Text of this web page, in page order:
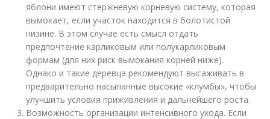
яблони имеют стержневую корневую систему, которая
вымокает, если участок находится в болотистой
низине. В этом случае есть смысл отдать
предпочтение карликовым или полукарликовым
формам (для них риск вымокания корней ниже).
Однако и такие деревца рекомендуют высаживать в
предварительно насыпанные высокие «клумбы», чтобы
улучшить условия приживления и дальнейшего роста.
Возможность организации интенсивного ухода. Если